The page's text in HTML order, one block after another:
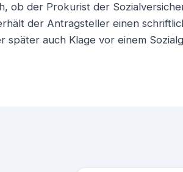
ob der Prokurist der
der Antragsteller einen
später auch Klage vor einem